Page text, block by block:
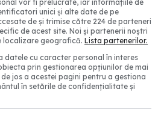
Probleme pulmonare
descoperite la copiii cu
COVID
26 feb 2025, 15:17
vor fi prelucrate, iar informațiile de
unici și alte date de pe
de și trimise către 224 de parteneri
de acest site. Noi și partenerii noștri
localizare geografică. Lista partenerilor.
datele cu caracter personal în interes
prin gestionarea opțiunilor de mai
jos a acestei pagini pentru a gestiona
în setările de confidențialitate și